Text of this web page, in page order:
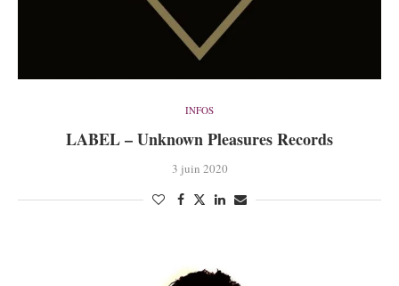
INFOS
LABEL – Unknown Pleasures Records
3 juin 2020